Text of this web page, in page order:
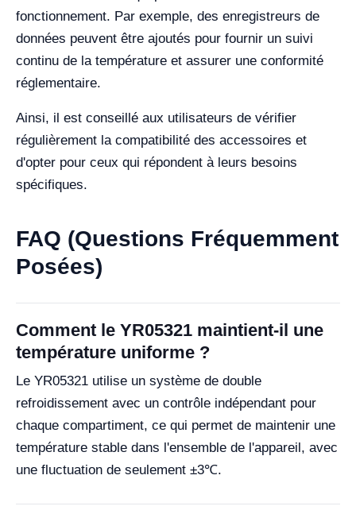
fonctionnement. Par exemple, des enregistreurs de
données peuvent être ajoutés pour fournir un suivi
continu de la température et assurer une conformité
réglementaire.
Ainsi, il est conseillé aux utilisateurs de vérifier
régulièrement la compatibilité des accessoires et
d'opter pour ceux qui répondent à leurs besoins
spécifiques.
FAQ (Questions Fréquemment
Posées)
Comment le YR05321 maintient-il une
température uniforme ?
Le YR05321 utilise un système de double
refroidissement avec un contrôle indépendant pour
chaque compartiment, ce qui permet de maintenir une
température stable dans l'ensemble de l'appareil, avec
une fluctuation de seulement ±3℃.